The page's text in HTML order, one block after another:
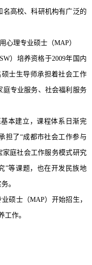
高校、科研机构有广泛的
心理专业硕士（MAP）
）培养资格于2009年国内
士生导师承担着社会工作
庭专业服务、社会福利服务
本建立，课程体系日渐完
担了“成都市社会工作参与
家庭社会工作服务模式研究
”等课题，也在开发民族地
。
硕士（MAP）开始招生，
工作。